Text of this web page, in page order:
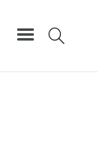
Coppia SIM